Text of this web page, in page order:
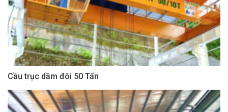
Cầu trục dầm đôi 50 Tấn